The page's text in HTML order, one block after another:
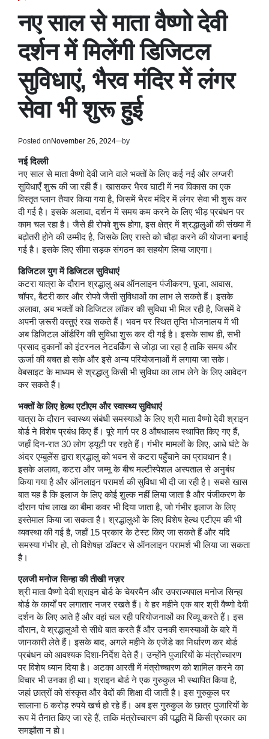
नए साल से माता वैष्णो देवी
दर्शन में मिलेंगी डिजिटल
सुविधाएं, भैरव मंदिर में लंगर
सेवा भी शुरू हुई
Posted onNovember 26, 2024 by
नई दिल्ली
नए साल से माता वैष्णो देवी जाने वाले भक्तों के लिए कई नई और लग्जरी
सुविधाएँ शुरू की जा रही हैं। खासकर भैरव घाटी में नव विकास का एक
विस्तृत प्लान तैयार किया गया है, जिसमें भैरव मंदिर में लंगर सेवा भी शुरू कर
दी गई है। इसके अलावा, दर्शन में समय कम करने के लिए भीड़ प्रबंधन पर
काम चल रहा है। जैसे ही रोपवे शुरू होगा, इस क्षेत्र में श्रद्धालुओं की संख्या में
बढ़ोतरी होने की उम्मीद है, जिसके लिए रास्ते को चौड़ा करने की योजना बनाई
गई है। इसके लिए सीमा सड़क संगठन का सहयोग लिया जाएगा।
डिजिटल युग में डिजिटल सुविधाएं
कटरा यात्रा के दौरान श्रद्धालु अब ऑनलाइन पंजीकरण, पूजा, आवास,
चॉपर, बैटरी कार और रोपवे जैसी सुविधाओं का लाभ ले सकते हैं। इसके
अलावा, अब भक्तों को डिजिटल लॉकर की सुविधा भी मिल रही है, जिसमें वे
अपनी ज़रूरी वस्तुएं रख सकते हैं। भवन पर स्थित तृप्ति भोजनालय में भी
अब डिजिटल ऑर्डरिंग की सुविधा शुरू कर दी गई है। इसके साथ ही, सभी
प्रसाद दुकानों को इंटरनल नेटवर्किंग से जोड़ा जा रहा है ताकि समय और
ऊर्जा की बचत हो सके और इसे अन्य परियोजनाओं में लगाया जा सके।
वेबसाइट के माध्यम से श्रद्धालु किसी भी सुविधा का लाभ लेने के लिए आवेदन
कर सकते हैं।
भक्तों के लिए हेल्थ एटीएम और स्वास्थ्य सुविधाएं
यात्रा के दौरान स्वास्थ्य संबंधी समस्याओं के लिए श्री माता वैष्णो देवी श्राइन
बोर्ड ने विशेष प्रबंध किए हैं। पूरे मार्ग पर 8 औषधालय स्थापित किए गए हैं,
जहाँ दिन-रात 30 लोग ड्यूटी पर रहते हैं। गंभीर मामलों के लिए, आधे घंटे के
अंदर एम्बुलेंस द्वारा श्रद्धालु को भवन से कटरा पहुँचाने का प्रावधान है।
इसके अलावा, कटरा और जम्मू के बीच मल्टीस्पेशल अस्पताल से अनुबंध
किया गया है और ऑनलाइन परामर्श की सुविधा भी दी जा रही है। सबसे खास
बात यह है कि इलाज के लिए कोई शुल्क नहीं लिया जाता है और पंजीकरण के
दौरान पांच लाख का बीमा कवर भी दिया जाता है, जो गंभीर इलाज के लिए
इस्तेमाल किया जा सकता है। श्रद्धालुओं के लिए विशेष हेल्थ एटीएम की भी
व्यवस्था की गई है, जहाँ 15 प्रकार के टेस्ट किए जा सकते हैं और यदि
समस्या गंभीर हो, तो विशेषज्ञ डॉक्टर से ऑनलाइन परामर्श भी लिया जा सकता
है।
एलजी मनोज सिन्हा की तीखी नज़र
श्री माता वैष्णो देवी श्राइन बोर्ड के चेयरमैन और उपराज्यपाल मनोज सिन्हा
बोर्ड के कार्यों पर लगातार नजर रखते हैं। वे हर महीने एक बार श्री वैष्णो देवी
दर्शन के लिए आते हैं और वहां चल रही परियोजनाओं का रिव्यू करते हैं। इस
दौरान, वे श्रद्धालुओं से सीधे बात करते हैं और उनकी समस्याओं के बारे में
जानकारी लेते हैं। इसके बाद, अगले महीने के एजेंडे का निर्धारण कर बोर्ड
प्रबंधन को आवश्यक दिशा-निर्देश देते हैं। उन्होंने पुजारियों के मंत्रोच्चारण
पर विशेष ध्यान दिया है। अटका आरती में मंत्रोच्चारण को शामिल करने का
विचार भी उनका ही था। श्राइन बोर्ड ने एक गुरुकुल भी स्थापित किया है,
जहां छात्रों को संस्कृत और वेदों की शिक्षा दी जाती है। इस गुरुकुल पर
सालाना 6 करोड़ रुपये खर्च हो रहे हैं। अब इस गुरुकुल के छात्र पुजारियों के
रूप में तैनात किए जा रहे हैं, ताकि मंत्रोच्चारण की पद्धति में किसी प्रकार का
समझौता न हो।